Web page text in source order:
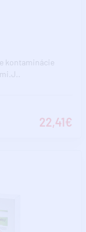
kontaminácie
22,41€